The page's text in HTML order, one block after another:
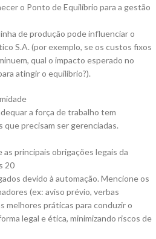
o Ponto de Equilíbrio para a gestão
de produção pode influenciar o
S.A. (por exemplo, se os custos fixos
qual o impacto esperado no
atingir o equilíbrio?).
a força de trabalho tem
precisam ser gerenciadas.
principais obrigações legais da
20
devido à automação. Mencione os
(ex: aviso prévio, verbas
melhores práticas para conduzir o
legal e ética, minimizando riscos de